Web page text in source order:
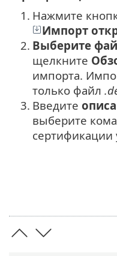
1. Нажмите
Импорт
2. Выберите
щелкните
импорта.
только файл
3. Введите
выберите